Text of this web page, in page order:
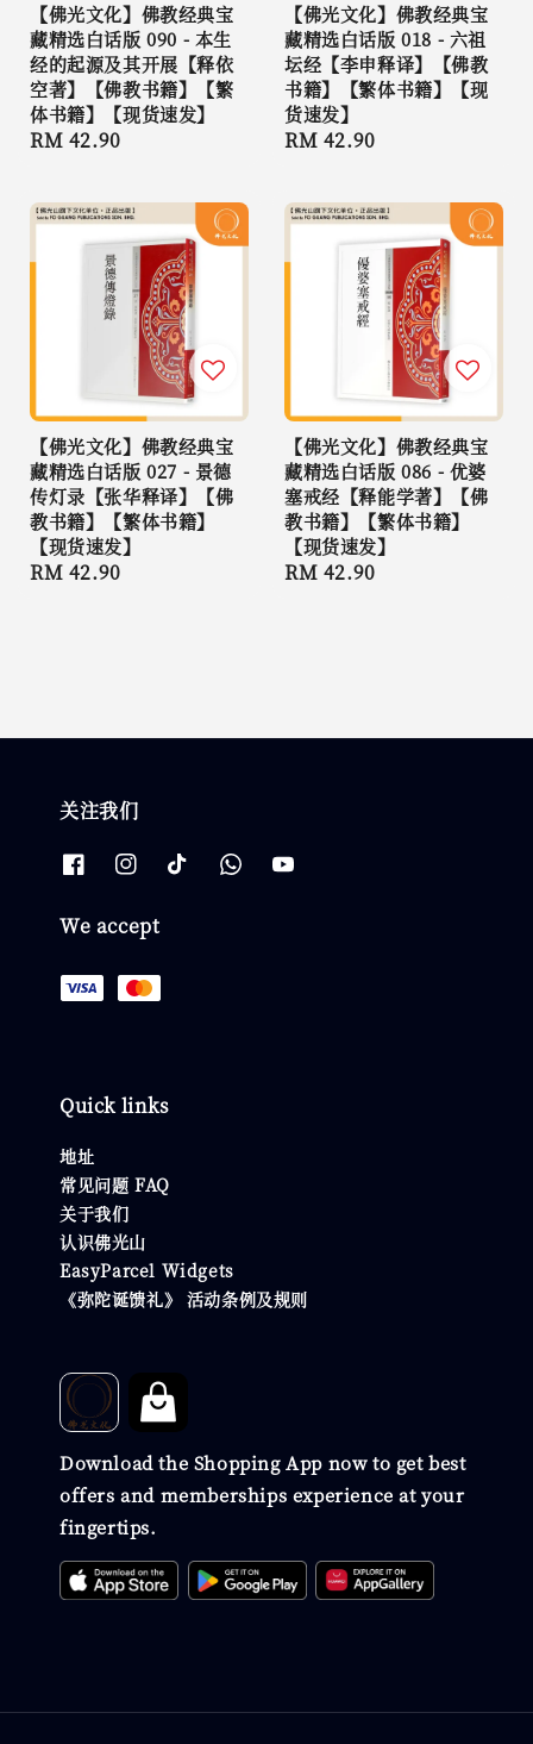
【佛光文化】佛教经典宝
藏精选白话版 090 - 本生
经的起源及其开展【释依
空著】【佛教书籍】【繁
体书籍】【现货速发】
Regular
RM 42.90
【佛光文化】佛教经典宝
藏精选白话版 018 - 六祖
坛经【李申释译】【佛教
书籍】【繁体书籍】【现
货速发】
Regular
RM 42.90
【佛光文化】佛教经典宝
藏精选白话版 027 - 景德
传灯录【张华释译】【佛
教书籍】【繁体书籍】
【现货速发】
Regular
RM 42.90
【佛光文化】佛教经典宝
藏精选白话版 086 - 优婆
塞戒经【释能学著】【佛
教书籍】【繁体书籍】
【现货速发】
Regular
RM 42.90
关注我们
We accept
Quick links
地址
常见问题 FAQ
关于我们
认识佛光山
EasyParcel Widgets
《弥陀诞馈礼》 活动条例及规则
Download the Shopping App now to get best
offers and memberships experience at your
fingertips.